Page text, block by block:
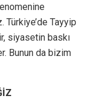
Tayyip
siyasetin baskı
Bunun da bizim